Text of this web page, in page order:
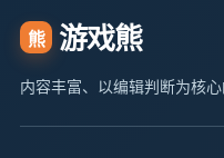
熊 游戏熊
内容丰富、以编辑判断为核心